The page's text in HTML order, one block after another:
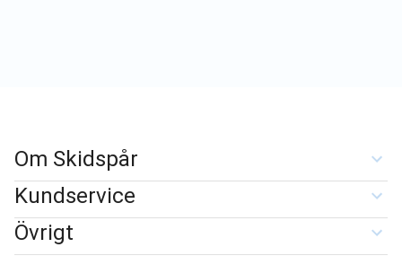
Om Skidspår
Kundservice
Övrigt